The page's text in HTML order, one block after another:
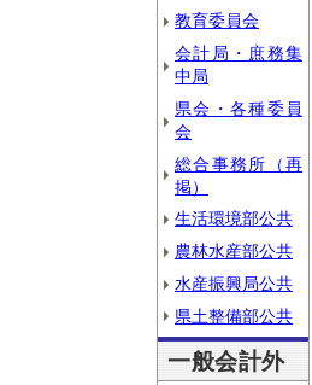
教育委員会
会計局・庶務集
中局
県会・各種委員
会
総合事務所（再
掲）
生活環境部公共
農林水産部公共
水産振興局公共
県土整備部公共
一般会計外